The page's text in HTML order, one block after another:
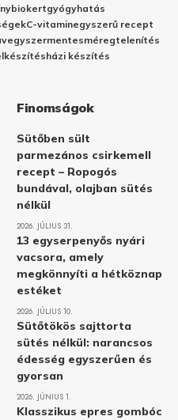
biokertgyógyhatás
C-vitaminegyszerű recept
vegyszermentesméregtelenítés
házi készítés
Finomságok
Sütőben sült
parmezános csirkemell
recept – Ropogós
bundával, olajban sütés
nélkül
2026. JÚLIUS 31.
13 egyserpenyős nyári
vacsora, amely
megkönnyíti a hétköznap
estéket
2026. JÚLIUS 10.
Sütőtökös sajttorta
sütés nélkül: narancsos
édesség egyszerűen és
gyorsan
2026. JÚNIUS 1.
Klasszikus epres gombóc